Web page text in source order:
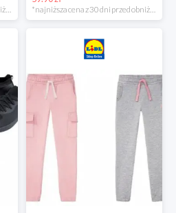
*najniższa cena z 30 dni przed obniżką *najniższa cena z 30 dni przed obniżką